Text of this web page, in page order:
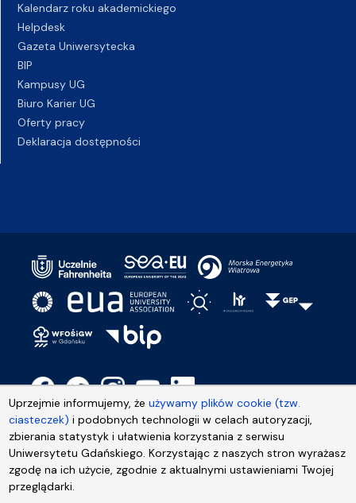
Uprzejmie informujemy, żeużywamy plików cookie (tzw.
ciasteczek) i podobnych technologii w celach autoryzacji,
zbierania statystyk i ułatwienia korzystania z serwisu
Uniwersytetu Gdańskiego. Korzystając z naszych stron wyrażasz
zgodę na ich użycie, zgodnie z aktualnymi ustawieniami Twojej
przeglądarki.
Kalendarz roku akademickiego
Helpdesk
Gazeta Uniwersytecka
BIP
Kampusy UG
Biuro Karier UG
Oferty pracy
Deklaracja dostępności